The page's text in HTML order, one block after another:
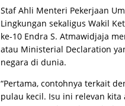
Staf Ahli Menteri Pekerjaan
Lingkungan sekaligus Wakil
ke-10 Endra S. Atmawidjaja
atau Ministerial Declaration
negara di dunia.
“Pertama, contohnya terkait
pulau kecil. Isu ini relevan